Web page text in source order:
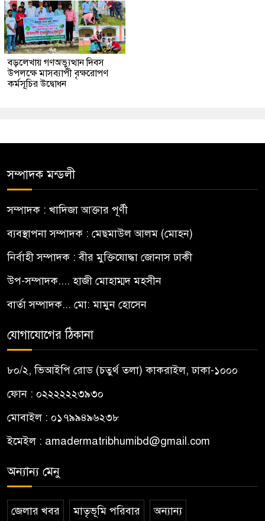
বড়লেখায় গণঅভ্যুত্থান দিবস
উপলক্ষে মাসব্যাপী বৃক্ষরোপণ
কর্মসূচির উদ্বোধন
সম্পাদক মন্ডলী
সম্পাদক : খাদিজা আক্তার পূর্ণী
ব্যবস্থাপনা সম্পাদক : মেছমাউল আলম (মোহন)
নির্বাহী সম্পাদক : বীর মুক্তিযোদ্ধা জোনাস ঢাকী
উপ-সম্পাদক.... হাজী মোহাম্মদ মহসীন
বার্তা সম্পাদক... মো: মামুন হোসেন
যোগাযোগের ঠিকানা
৮০/২, ভিআইপি রোড (চতুর্থ তলা) কাকরাইল, ঢাকা-১০০০
ফোন : ০২২২২২২৩৯৩০
মোবাইল : ০১৭৯৯৪৯৬২৩৮
ইমেইল : amadermatribhumibd@gmail.com
অন্যান্য মেনু
জেলার খবর মাতৃভূমি পরিবার অন্যান্য